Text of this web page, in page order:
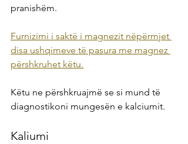
pranishëm.
Furnizimi i saktë i magnezit nëpërmjet
disa ushqimeve të pasura me magnez
përshkruhet këtu.
Këtu ne përshkruajmë se si mund të
diagnostikoni mungesën e kalciumit.
Kaliumi